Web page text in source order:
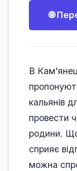
🌐
В
кальянів
провести
родини.
сприяє
можна